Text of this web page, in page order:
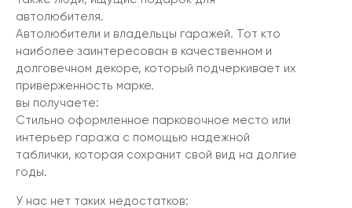
автолюбителя.
Автолюбители и владельцы гаражей. Тот кто
наиболее заинтересован в качественном и
долговечном декоре, который подчеркивает их
приверженность марке.
вы получаете:
Стильно оформленное парковочное место или
интерьер гаража с помощью надежной
таблички, которая сохранит свой вид на долгие
годы.
У нас нет таких недостатков: